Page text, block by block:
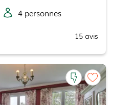
4 personnes
15 avis